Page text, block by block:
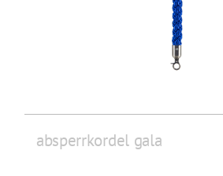
absperrkordel gala